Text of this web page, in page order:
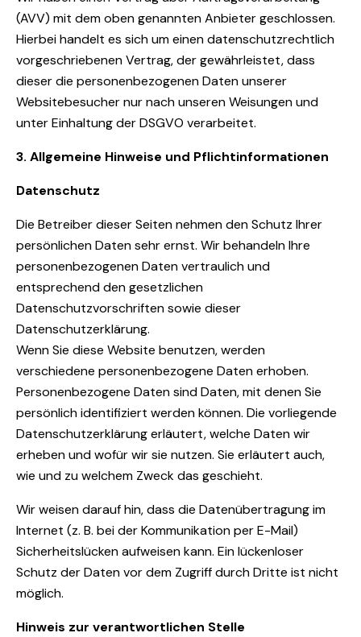
(AVV) mit dem oben genannten Anbieter geschlossen.
Hierbei handelt es sich um einen datenschutzrechtlich
vorgeschriebenen Vertrag, der gewährleistet, dass
dieser die personenbezogenen Daten unserer
Websitebesucher nur nach unseren Weisungen und
unter Einhaltung der DSGVO verarbeitet.
3. Allgemeine Hinweise und Pflicht­informationen
Datenschutz
Die Betreiber dieser Seiten nehmen den Schutz Ihrer
persönlichen Daten sehr ernst. Wir behandeln Ihre
personenbezogenen Daten vertraulich und
entsprechend den gesetzlichen
Datenschutzvorschriften sowie dieser
Datenschutzerklärung.
Wenn Sie diese Website benutzen, werden
verschiedene personenbezogene Daten erhoben.
Personenbezogene Daten sind Daten, mit denen Sie
persönlich identifiziert werden können. Die vorliegende
Datenschutzerklärung erläutert, welche Daten wir
erheben und wofür wir sie nutzen. Sie erläutert auch,
wie und zu welchem Zweck das geschieht.
Wir weisen darauf hin, dass die Datenübertragung im
Internet (z. B. bei der Kommunikation per E-Mail)
Sicherheitslücken aufweisen kann. Ein lückenloser
Schutz der Daten vor dem Zugriff durch Dritte ist nicht
möglich.
Hinweis zur verantwortlichen Stelle